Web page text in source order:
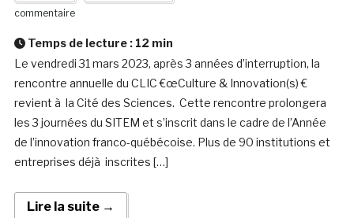
commentaire
Temps de lecture : 12 min
Le vendredi 31 mars 2023, après 3 années d’interruption, la
rencontre annuelle du CLIC €œCulture & Innovation(s) €
revient à la Cité des Sciences. Cette rencontre prolongera
les 3 journées du SITEM et s’inscrit dans le cadre de l’Année
de l’innovation franco-québécoise. Plus de 90 institutions et
entreprises déjà inscrites […]
Lire la suite →